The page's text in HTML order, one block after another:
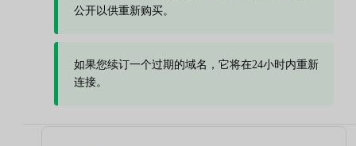
公开以供重新购买。
如果您续订一个过期的域名，它将在24小时内重新
连接。